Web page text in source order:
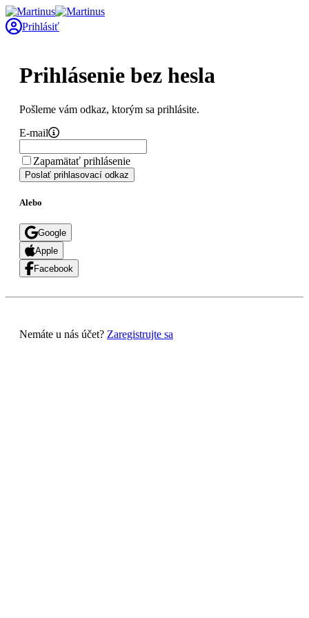
Prihlásiť
Prihlásenie bez hesla
Pošleme vám odkaz, ktorým sa prihlásite.
E-mail
Zapamätať prihlásenie
Poslať prihlasovací odkaz
Alebo
Google
Apple
Facebook
Nemáte u nás účet? Zaregistrujte sa